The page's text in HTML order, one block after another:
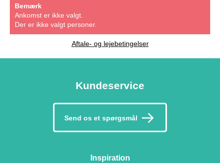
Bemærk
Ankomst er ikke valgt.
Der er ikke valgt personer.
Aftale- og lejebetingelser
Kundeservice
Send os et spørgsmål
Inspiration